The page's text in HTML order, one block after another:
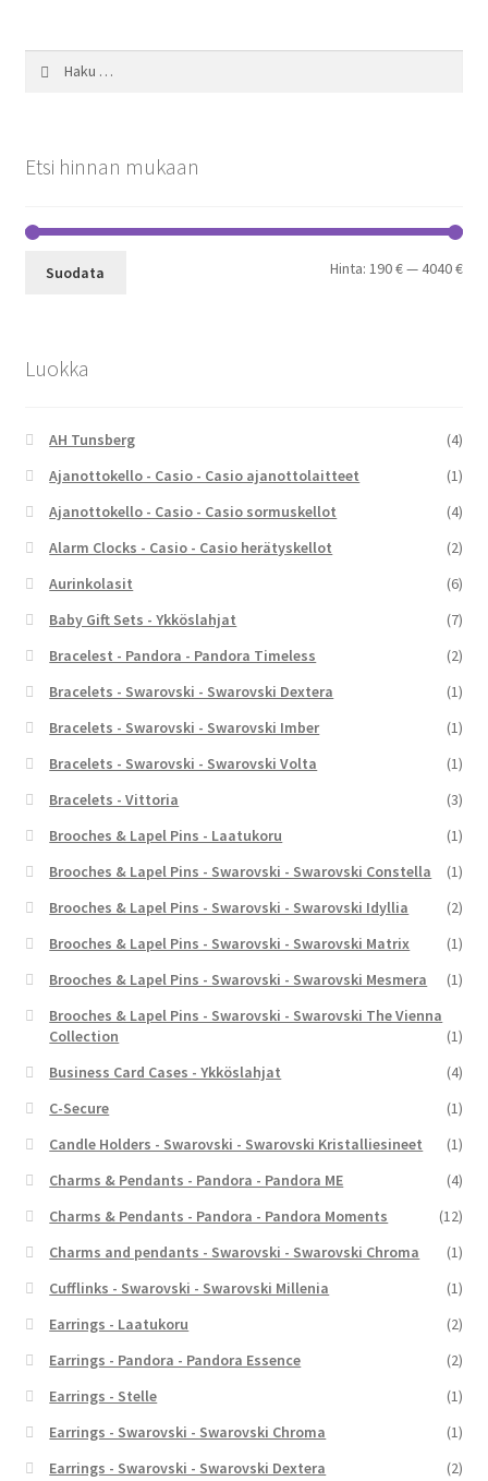
Etsi hinnan mukaan
Suodata Hinta:190 €—4040 €
Luokka
AH Tunsberg
(4)
Ajanottokello - Casio - Casio ajanottolaitteet
(1)
Ajanottokello - Casio - Casio sormuskellot
(4)
Alarm Clocks - Casio - Casio herätyskellot
(2)
Aurinkolasit
(6)
Baby Gift Sets - Ykköslahjat
(7)
Bracelest - Pandora - Pandora Timeless
(2)
Bracelets - Swarovski - Swarovski Dextera
(1)
Bracelets - Swarovski - Swarovski Imber
(1)
Bracelets - Swarovski - Swarovski Volta
(1)
Bracelets - Vittoria
(3)
Brooches & Lapel Pins - Laatukoru
(1)
Brooches & Lapel Pins - Swarovski - Swarovski Constella
(1)
Brooches & Lapel Pins - Swarovski - Swarovski Idyllia
(2)
Brooches & Lapel Pins - Swarovski - Swarovski Matrix
(1)
Brooches & Lapel Pins - Swarovski - Swarovski Mesmera
(1)
Brooches & Lapel Pins - Swarovski - Swarovski The Vienna
Collection
(1)
Business Card Cases - Ykköslahjat
(4)
C-Secure
(1)
Candle Holders - Swarovski - Swarovski Kristalliesineet
(1)
Charms & Pendants - Pandora - Pandora ME
(4)
Charms & Pendants - Pandora - Pandora Moments
(12)
Charms and pendants - Swarovski - Swarovski Chroma
(1)
Cufflinks - Swarovski - Swarovski Millenia
(1)
Earrings - Laatukoru
(2)
Earrings - Pandora - Pandora Essence
(2)
Earrings - Stelle
(1)
Earrings - Swarovski - Swarovski Chroma
(1)
Earrings - Swarovski - Swarovski Dextera
(2)